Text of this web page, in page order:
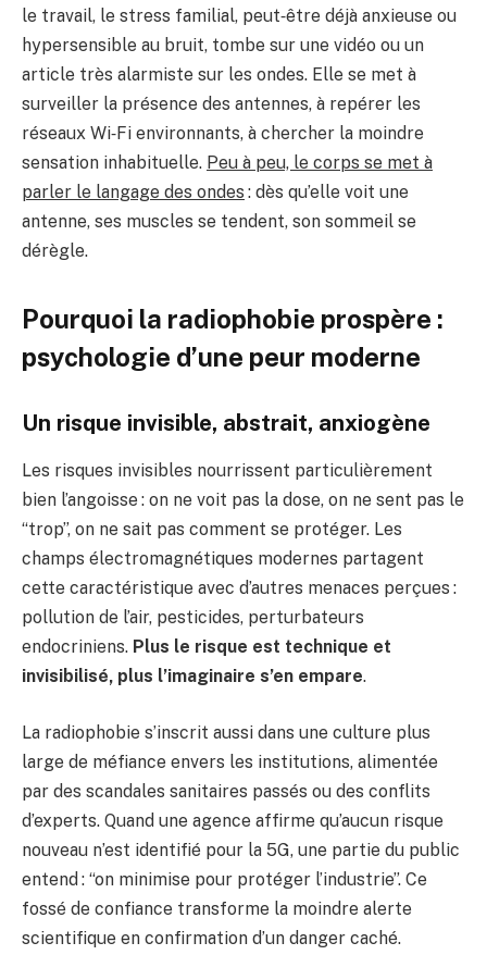
le travail, le stress familial, peut‑être déjà anxieuse ou
hypersensible au bruit, tombe sur une vidéo ou un
article très alarmiste sur les ondes. Elle se met à
surveiller la présence des antennes, à repérer les
réseaux Wi‑Fi environnants, à chercher la moindre
sensation inhabituelle. Peu à peu, le corps se met à
parler le langage des ondes : dès qu’elle voit une
antenne, ses muscles se tendent, son sommeil se
dérègle.
Pourquoi la radiophobie prospère :
psychologie d’une peur moderne
Un risque invisible, abstrait, anxiogène
Les risques invisibles nourrissent particulièrement
bien l’angoisse : on ne voit pas la dose, on ne sent pas le
“trop”, on ne sait pas comment se protéger. Les
champs électromagnétiques modernes partagent
cette caractéristique avec d’autres menaces perçues :
pollution de l’air, pesticides, perturbateurs
endocriniens. Plus le risque est technique et
invisibilisé, plus l’imaginaire s’en empare.
La radiophobie s’inscrit aussi dans une culture plus
large de méfiance envers les institutions, alimentée
par des scandales sanitaires passés ou des conflits
d’experts. Quand une agence affirme qu’aucun risque
nouveau n’est identifié pour la 5G, une partie du public
entend : “on minimise pour protéger l’industrie”. Ce
fossé de confiance transforme la moindre alerte
scientifique en confirmation d’un danger caché.